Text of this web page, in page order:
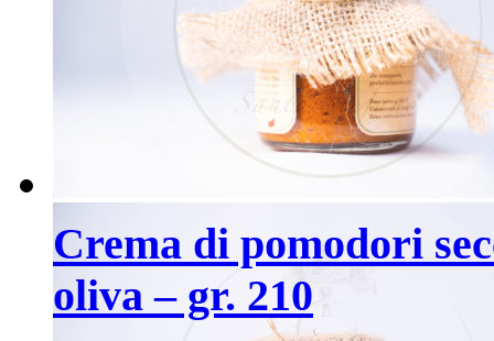
Crema di pomodori
oliva – gr. 210